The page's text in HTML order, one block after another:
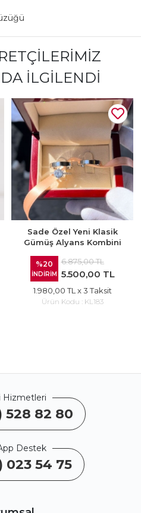
İLGILENDI
Sade Özel Yeni Klasik
Gümüş Alyans Kombini
%20
İNDİRİM
6.875,00 TL
5.500,00 TL
1.980,00 TL x 3 Taksit
Ürün Kodu : KL183
Hizmetleri
528 82 80
Destek
023 54 75